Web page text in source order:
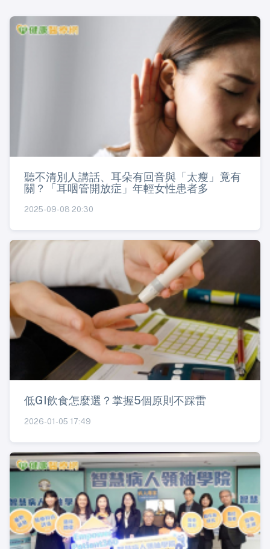
聽不清別人講話、耳朵有回音與「太瘦」竟有
關？「耳咽管開放症」年輕女性患者多
2025-09-08 20:30
低GI飲食怎麼選？掌握5個原則不踩雷
2026-01-05 17:49